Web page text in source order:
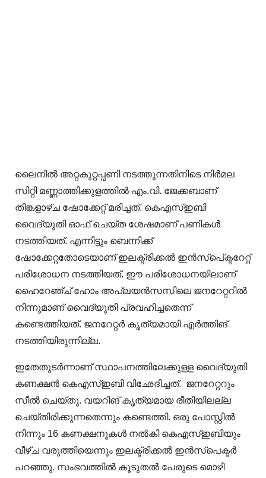
ലൈനിൽ അറ്റകുറ്റപ്പണി നടത്തുന്നതിനിടെ നിർമല
സിറ്റി മണ്ണാത്തിക്കുളത്തിൽ എം.വി. ജേക്കബാണ്
തിങ്കളാഴ്ച ഷോക്കേറ്റ് മരിച്ചത്. കെഎസ്ഇബി
വൈദ്യുതി ഓഫ് ചെയ്‌ത ശേഷമാണ് പണികൾ
നടത്തിയത്. എന്നിട്ടും ബെന്നിക്ക്
ഷോക്കേറ്റതോടെയാണ് ഇലക്ട്രിക്കൽ ഇൻസ്പെ്ക്ടറേറ്റ്
പരിശോധന നടത്തിയത്. ഈ പരിശോധനയിലാണ്
ഹൈറേഞ്ച് ഹോം അപ്ലയൻസസിലെ ജനറേറ്ററിൽ
നിന്നുമാണ് വൈദ്യുതി പ്രവഹിച്ചതെന്ന്
കണ്ടെത്തിയത്. ജനറേറ്റർ കൃത്യമായി എർത്തിങ്
നടത്തിയിരുന്നില്ല.
ഇതേതുടർന്നാണ് സ്ഥാപനത്തിലേക്കുള്ള വൈദ്യുതി
കണക്ഷൻ കെഎസ്ഇബി വിഛേദിച്ചത്. ജനറേറ്ററും
സീൽ ചെയ്തു. വയറിങ് കൃത്യമായ രീതിയിലല്ല
ചെയ്തിരിക്കുന്നതെന്നും കണ്ടെത്തി. ഒരു പോസ്റ്റിൽ
നിന്നും 16 കണക്ഷനുകൾ നൽകി കെഎസ്ഇബിയും
വീഴ്ച വരുത്തിയെന്നും ഇലക്ട്രിക്കൽ ഇൻസ്പെക്ടർ
പറഞ്ഞു. സംഭവത്തിൽ കൂടുതൽ പേരുടെ മൊഴി